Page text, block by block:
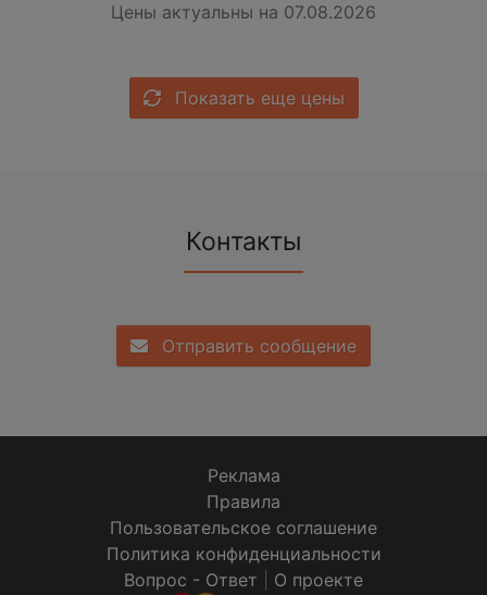
Цены актуальны на 07.08.2026
Показать еще цены
Контакты
Отправить сообщение
Реклама
Правила
Пользовательское соглашение
Политика конфиденциальности
Вопрос - Ответ
О проекте